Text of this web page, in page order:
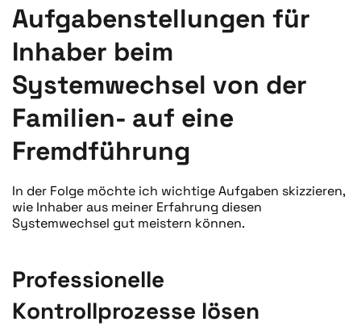
Aufgabenstellungen für
Inhaber beim
Systemwechsel von der
Familien- auf eine
Fremdführung
In der Folge möchte ich wichtige Aufgaben skizzieren,
wie Inhaber aus meiner Erfahrung diesen
Systemwechsel gut meistern können.
Professionelle
Kontrollprozesse lösen